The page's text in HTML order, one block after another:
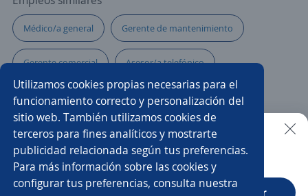
Utilizamos cookies propias necesarias para el
funcionamiento correcto y personalización del
sitio web. También utilizamos cookies de
terceros para fines analíticos y mostrarte
publicidad relacionada según tus preferencias.
Para más información sobre las cookies y
configurar tus preferencias, consulta nuestra
Médico/a general Gerente de mantenimiento
Gerente comercial Asesor/a telefónico
Oficial de construcción
Operador/a de medios tecnológicos Velador/a
Contable Auxiliar de farmacia Supervisor/a
Buscar es más fácil en la app
CT App Abrir